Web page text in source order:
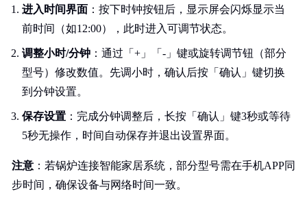
进入时间界面 ：按下时钟按钮后，显示屏会闪烁显示当
前时间（如12:00），此时进入可调节状态。
调整小时/分钟 ：通过「+」「-」键或旋转调节钮（部分
型号）修改数值。先调小时，确认后按「确认」键切换
到分钟设置。
保存设置 ：完成分钟调整后，长按「确认」键3秒或等待
5秒无操作，时间自动保存并退出设置界面。
注意 ：若锅炉连接智能家居系统，部分型号需在手机APP同
步时间，确保设备与网络时间一致。